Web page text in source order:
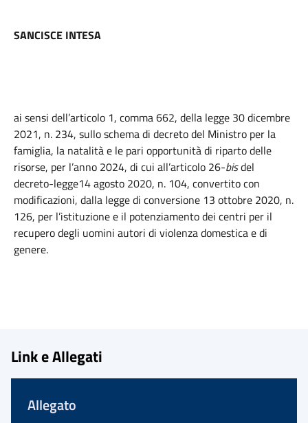
SANCISCE INTESA
ai sensi dell’articolo 1, comma 662, della legge 30 dicembre
2021, n. 234, sullo schema di decreto del Ministro per la
famiglia, la natalità e le pari opportunità di riparto delle
risorse, per l’anno 2024, di cui all’articolo 26-bisdel
decreto-legge14 agosto 2020, n. 104, convertito con
modificazioni, dalla legge di conversione 13 ottobre 2020, n.
126, per l’istituzione e il potenziamento dei centri per il
recupero degli uomini autori di violenza domestica e di
genere.
Link e Allegati
Allegato